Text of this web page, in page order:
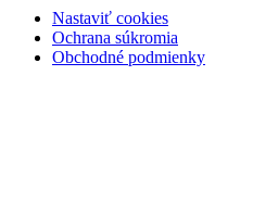
Nastaviť cookies
Ochrana súkromia
Obchodné podmienky